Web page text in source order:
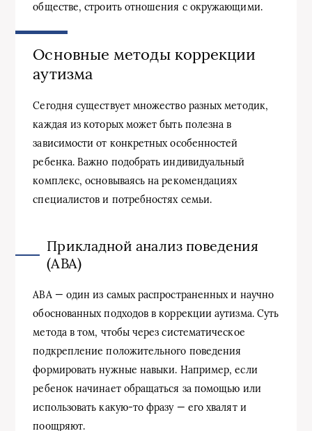
обществе, строить отношения с окружающими.
Основные методы коррекции
аутизма
Сегодня существует множество разных методик,
каждая из которых может быть полезна в
зависимости от конкретных особенностей
ребенка. Важно подобрать индивидуальный
комплекс, основываясь на рекомендациях
специалистов и потребностях семьи.
Прикладной анализ поведения
(ABA)
ABA — один из самых распространенных и научно
обоснованных подходов в коррекции аутизма. Суть
метода в том, чтобы через систематическое
подкрепление положительного поведения
формировать нужные навыки. Например, если
ребенок начинает обращаться за помощью или
использовать какую-то фразу — его хвалят и
поощряют.